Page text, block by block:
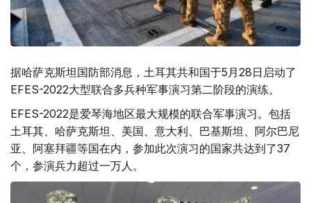
据哈萨克斯坦国防部消息，土耳其共和国于5月28日启动了
EFES-2022大型联合多兵种军事演习第二阶段的演练。
EFES-2022是爱琴海地区最大规模的联合军事演习。包括
土耳其、哈萨克斯坦、美国、意大利、巴基斯坦、阿尔巴尼
亚、阿塞拜疆等国在内，参加此次演习的国家共达到了37
个，参演兵力超过一万人。